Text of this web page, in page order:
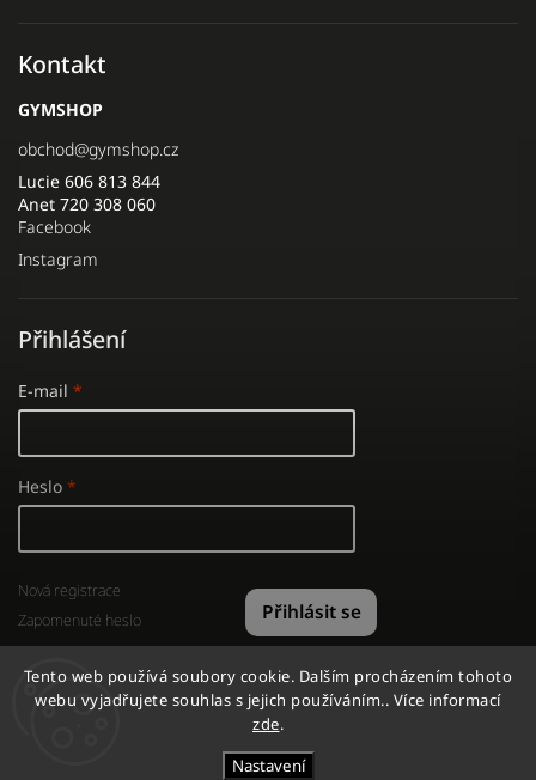
Tento web používá soubory cookie. Dalším procházením tohoto
webu vyjadřujete souhlas s jejich používáním.. Více informací
zde.
Nastavení
Kontakt
GYMSHOP
obchod@gymshop.cz
Lucie 606 813 844
Anet 720 308 060
Facebook
Instagram
Přihlášení
E-mail
Heslo
Přihlásit se
Nová registrace
Zapomenuté heslo
GYMSHOP. Všechna práva vyhrazena.